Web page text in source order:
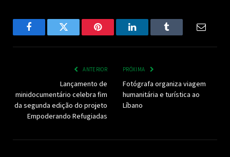
FacebookTwitter Pinterest LinkedInTumblr
ANTERIOR
Lançamento de
minidocumentário celebra fim
da segunda edição do projeto
Empoderando Refugiadas
PRÓXIMA
Fotógrafa organiza viagem
humanitária e turística ao
Líbano